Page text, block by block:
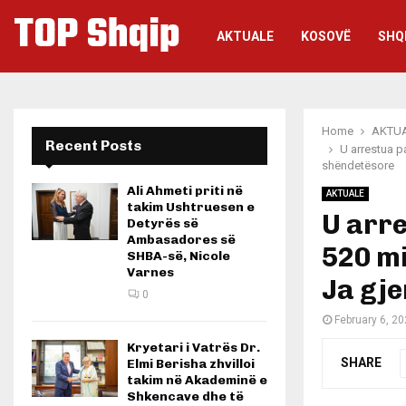
TOP Shqip AKTUALE KOSOVË
Home
U arrestua
shëndetësore
AKTUALE
U
520
Ja
February 6,
SHARE
Recent Posts
Ali Ahmeti priti në
takim Ushtruesen e
Detyrës së
Ambasadores së
SHBA-së, Nicole
Varnes
0
Kryetari i Vatrës Dr.
Elmi Berisha zhvilloi
takim në Akademinë e
Shkencave dhe të